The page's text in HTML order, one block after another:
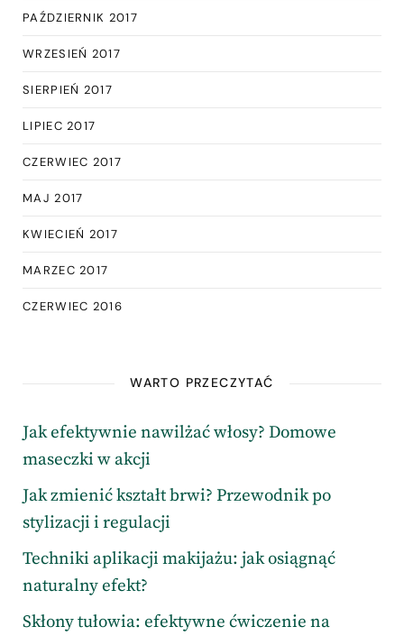
PAŹDZIERNIK 2017
WRZESIEŃ 2017
SIERPIEŃ 2017
LIPIEC 2017
CZERWIEC 2017
MAJ 2017
KWIECIEŃ 2017
MARZEC 2017
CZERWIEC 2016
WARTO PRZECZYTAĆ
Jak efektywnie nawilżać włosy? Domowe
maseczki w akcji
Jak zmienić kształt brwi? Przewodnik po
stylizacji i regulacji
Techniki aplikacji makijażu: jak osiągnąć
naturalny efekt?
Skłony tułowia: efektywne ćwiczenie na